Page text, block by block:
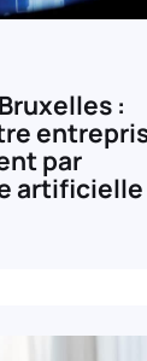
:
par
artificielle